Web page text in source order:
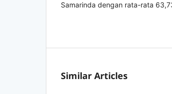
Samarinda dengan rata-rata
Similar Articles